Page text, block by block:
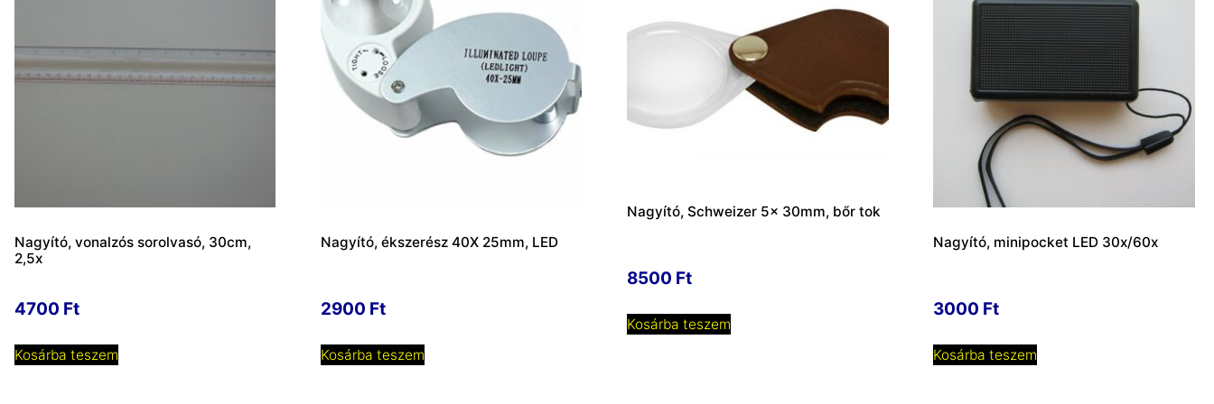
Nagyító, vonalzós sorolvasó, 30cm,
2,5x
4700 Ft
Kosárba teszem
Nagyító, ékszerész 40X 25mm, LED
2900 Ft
Kosárba teszem
Nagyító, Schweizer 5x 30mm, bőr tok
8500 Ft
Kosárba teszem
Nagyító, minipocket LED 30x/60x
3000 Ft
Kosárba teszem